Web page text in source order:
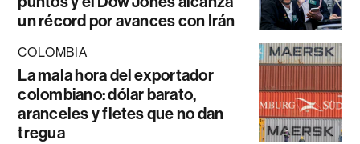
un récord por avances con Irán
COLOMBIA
La mala hora del exportador
colombiano: dólar barato,
aranceles y fletes que no dan
tregua